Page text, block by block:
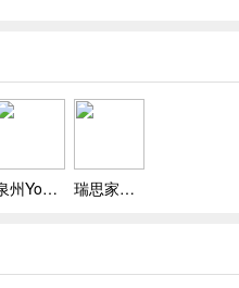
泉州YouBike官方下载 v2.1.0，专业共享出行客户端 瑞思家家长端app下载 v2.2.4